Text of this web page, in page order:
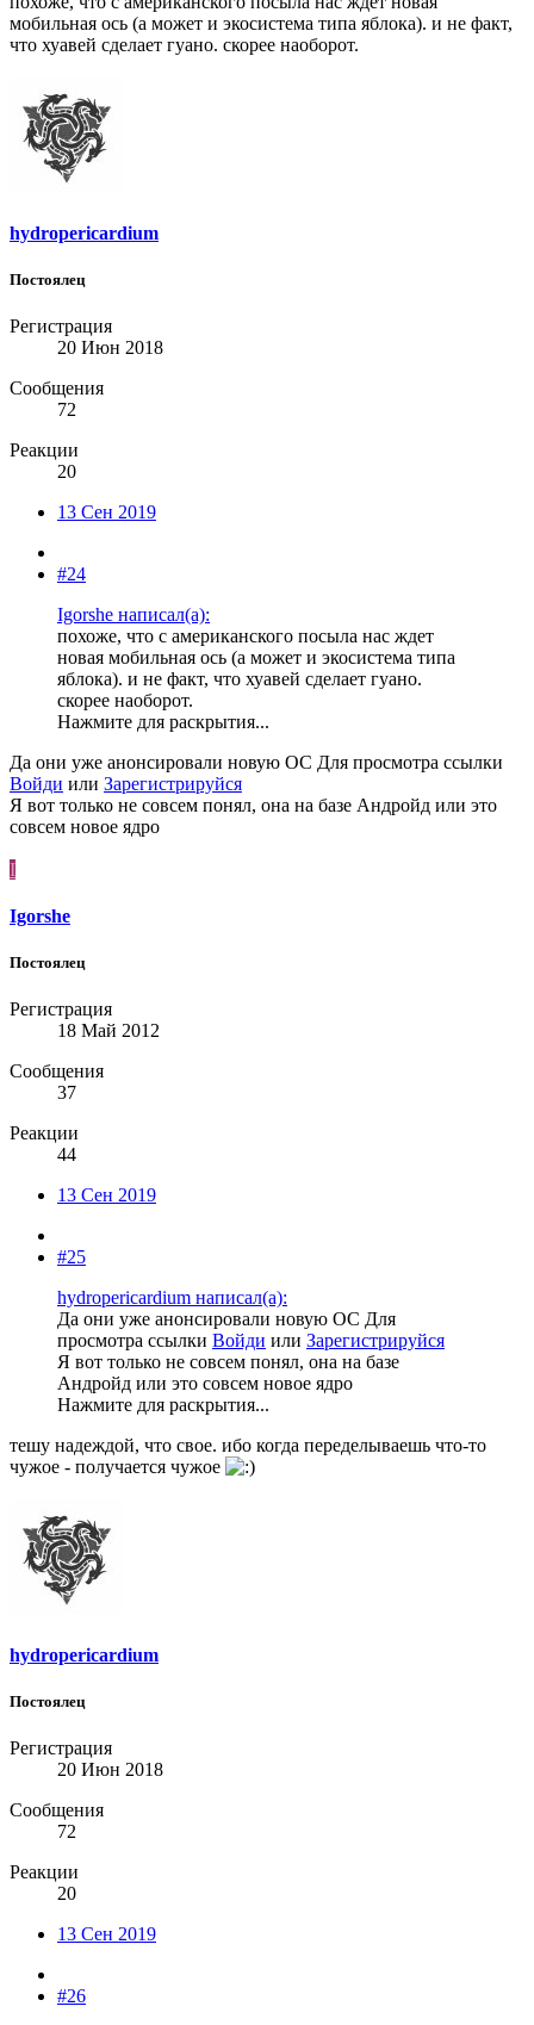
мобильная ось (а может и экосистема типа яблока). и не факт,
что хуавей сделает гуано. скорее наоборот.
hydropericardium
Постоялец
Регистрация
20 Июн 2018
Сообщения
72
Реакции
20
13 Сен 2019
#24
Igorshe написал(а):
похоже, что с американского посыла нас ждет
новая мобильная ось (а может и экосистема типа
яблока). и не факт, что хуавей сделает гуано.
скорее наоборот.
Нажмите для раскрытия...
Да они уже анонсировали новую ОС Для просмотра ссылки
Войди или Зарегистрируйся
Я вот только не совсем понял, она на базе Андройд или это
совсем новое ядро
I
Igorshe
Постоялец
Регистрация
18 Май 2012
Сообщения
37
Реакции
44
13 Сен 2019
#25
hydropericardium написал(а):
Да они уже анонсировали новую ОС Для
просмотра ссылки Войди или Зарегистрируйся
Я вот только не совсем понял, она на базе
Андройд или это совсем новое ядро
Нажмите для раскрытия...
тешу надеждой, что свое. ибо когда переделываешь что-то
чужое - получается чужое
hydropericardium
Постоялец
Регистрация
20 Июн 2018
Сообщения
72
Реакции
20
13 Сен 2019
#26